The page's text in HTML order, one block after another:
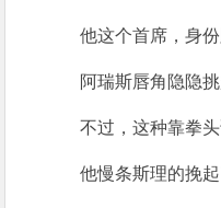
他这个首席，身
阿瑞斯唇角隐隐挑
不过，这种靠拳
他慢条斯理的挽起